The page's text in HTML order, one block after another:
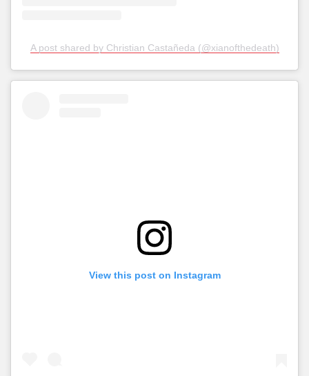
A post shared by Christian Castañeda (@xianofthedeath)
View this post on Instagram